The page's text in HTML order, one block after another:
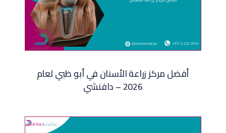
أفضل مركز زراعة الأسنان في أبو ظبي لعام
2026 – دافنشي